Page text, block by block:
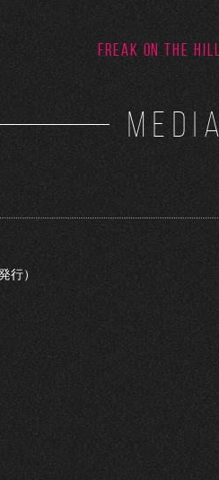
FREAK ON THE HILL
MEDIA
行）